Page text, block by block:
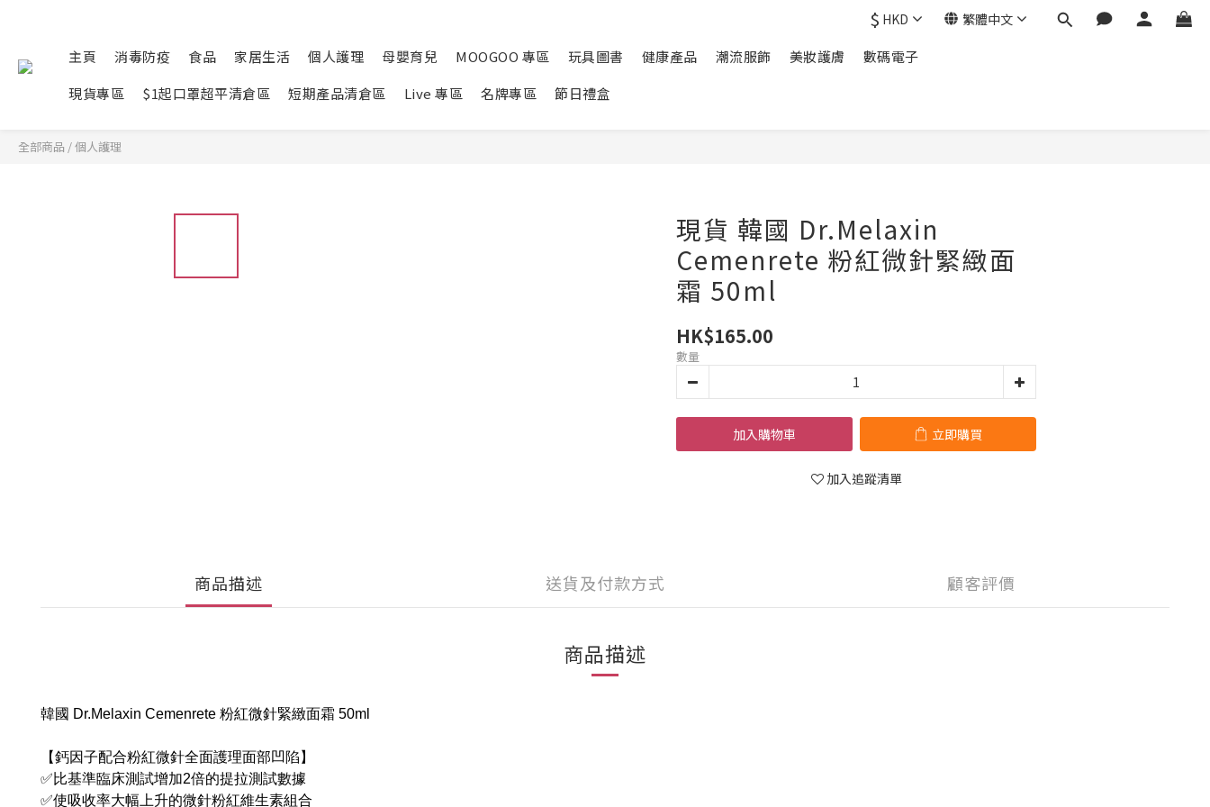
$ HKD 繁體中文
主頁 消毒防疫 食品 家居生活 個人護理 母嬰育兒 MOOGOO 專區 玩具圖書 健康產品 潮流服飾 美妝護膚
數碼電子
現貨專區
$1起口罩超平清倉區 短期產品清倉區 Live 專區 名牌專區 節日禮盒
全部商品 /個人護理
現貨 韓國 Dr.Melaxin
Cemenrete 粉紅微針緊緻面
霜 50ml
HK$165.00
數量
加入購物車 立即購買
加入追蹤清單
商品描述 送貨及付款方式 顧客評價
商品描述
韓國 Dr.Melaxin Cemenrete 粉紅微針緊緻面霜 50ml
【鈣因子配合粉紅微針全面護理面部凹陷】
✅比基準臨床測試增加2倍的提拉測試數據
✅使吸收率大幅上升的微針粉紅維生素組合